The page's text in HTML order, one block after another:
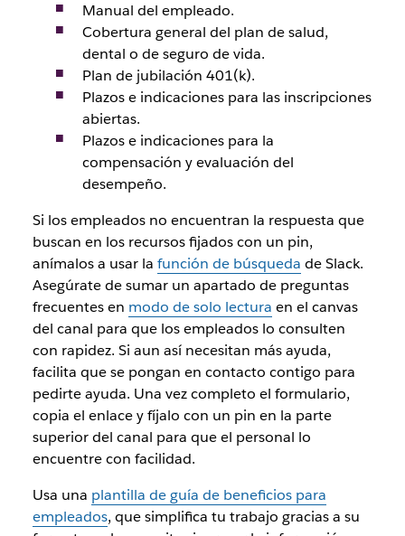
Manual del empleado.
Cobertura general del plan de salud,
dental o de seguro de vida.
Plan de jubilación 401(k).
Plazos e indicaciones para las inscripciones
abiertas.
Plazos e indicaciones para la
compensación y evaluación del
desempeño.
Si los empleados no encuentran la respuesta que
buscan en los recursos fijados con un pin,
anímalos a usar la función de búsqueda de Slack.
Asegúrate de sumar un apartado de preguntas
frecuentes en modo de solo lectura en el canvas
del canal para que los empleados lo consulten
con rapidez. Si aun así necesitan más ayuda,
facilita que se pongan en contacto contigo para
pedirte ayuda. Una vez completo el formulario,
copia el enlace y fíjalo con un pin en la parte
superior del canal para que el personal lo
encuentre con facilidad.
Usa una plantilla de guía de beneficios para
empleados, que simplifica tu trabajo gracias a su